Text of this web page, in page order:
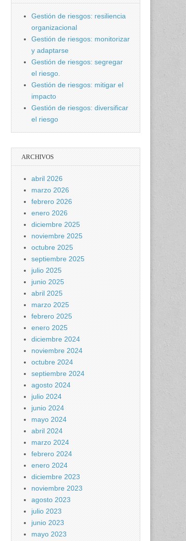
Gestión de riesgos: resiliencia
organizacional
Gestión de riesgos: monitorizar
y adaptarse
Gestión de riesgos: segregar
el riesgo.
Gestión de riesgos: mitigar el
impacto
Gestión de riesgos: diversificar
el riesgo
ARCHIVOS
abril 2026
marzo 2026
febrero 2026
enero 2026
diciembre 2025
noviembre 2025
octubre 2025
septiembre 2025
julio 2025
junio 2025
abril 2025
marzo 2025
febrero 2025
enero 2025
diciembre 2024
noviembre 2024
octubre 2024
septiembre 2024
agosto 2024
julio 2024
junio 2024
mayo 2024
abril 2024
marzo 2024
febrero 2024
enero 2024
diciembre 2023
noviembre 2023
agosto 2023
julio 2023
junio 2023
mayo 2023